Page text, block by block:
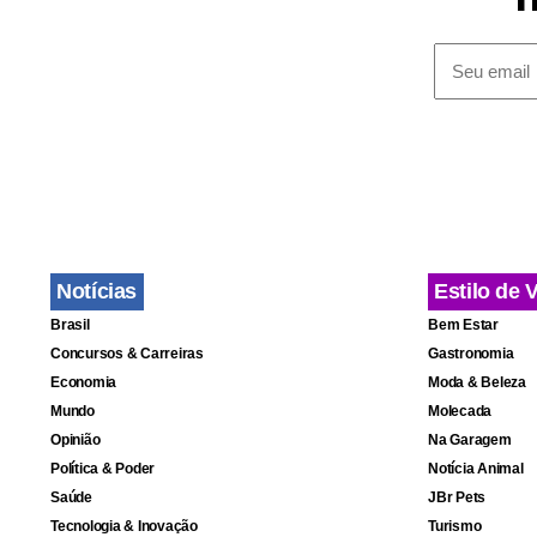
De
liberdade
Notícias
Brasil
Concursos & Carreiras
Economia
Mundo
Opinião
Política & Poder
Saúde
Tecnologia & Inovação
Estilo de
Bem Estar
Gastronomia
Moda & Beleza
Molecada
Na Garagem
Notícia Animal
JBr Pets
Turismo